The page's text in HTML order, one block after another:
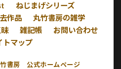
ねじまげシリーズ
作品
丸竹書房の雑学
雑記帳
お問い合わせ
トマップ
書房 公式ホームページ